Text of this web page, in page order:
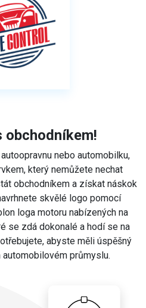
obchodníkem!
nebo automobilku,
který nemůžete nechat
obchodníkem a získat náskok
skvělé logo pomocí
loga motoru nabízených na
se zdá dokonalé a hodí se na
abyste měli úspěšný
průmyslu.